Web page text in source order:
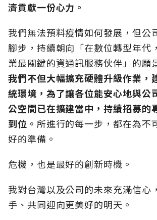
濟貢獻一份心力。
我們無法預料疫情如何發展，但公
腳步，持續朝向「在數位轉型年代
業最關鍵的資通訊服務伙伴」的願
我們不但大幅擴充硬體升級作業，
統環境，為了讓各位能安心地與公
公空間已在擴建當中，持續招募的
到位。 所進行的每一步，都在為不
好的準備。
危機，也是最好的創新時機。
我對台灣以及公司的未來充滿信心
手、共同迎向更美好的明天。